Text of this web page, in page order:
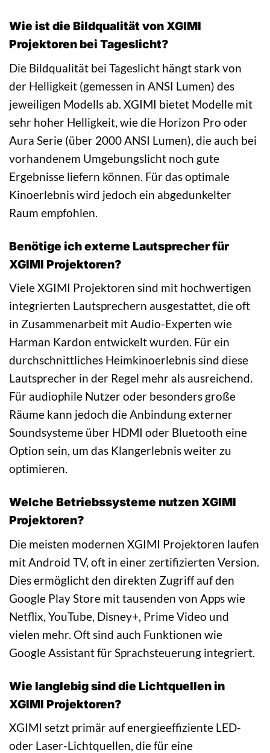
Wie ist die Bildqualität von XGIMI
Projektoren bei Tageslicht?
Die Bildqualität bei Tageslicht hängt stark von
der Helligkeit (gemessen in ANSI Lumen) des
jeweiligen Modells ab. XGIMI bietet Modelle mit
sehr hoher Helligkeit, wie die Horizon Pro oder
Aura Serie (über 2000 ANSI Lumen), die auch bei
vorhandenem Umgebungslicht noch gute
Ergebnisse liefern können. Für das optimale
Kinoerlebnis wird jedoch ein abgedunkelter
Raum empfohlen.
Benötige ich externe Lautsprecher für
XGIMI Projektoren?
Viele XGIMI Projektoren sind mit hochwertigen
integrierten Lautsprechern ausgestattet, die oft
in Zusammenarbeit mit Audio-Experten wie
Harman Kardon entwickelt wurden. Für ein
durchschnittliches Heimkinoerlebnis sind diese
Lautsprecher in der Regel mehr als ausreichend.
Für audiophile Nutzer oder besonders große
Räume kann jedoch die Anbindung externer
Soundsysteme über HDMI oder Bluetooth eine
Option sein, um das Klangerlebnis weiter zu
optimieren.
Welche Betriebssysteme nutzen XGIMI
Projektoren?
Die meisten modernen XGIMI Projektoren laufen
mit Android TV, oft in einer zertifizierten Version.
Dies ermöglicht den direkten Zugriff auf den
Google Play Store mit tausenden von Apps wie
Netflix, YouTube, Disney+, Prime Video und
vielen mehr. Oft sind auch Funktionen wie
Google Assistant für Sprachsteuerung integriert.
Wie langlebig sind die Lichtquellen in
XGIMI Projektoren?
XGIMI setzt primär auf energieeffiziente LED-
oder Laser-Lichtquellen, die für eine